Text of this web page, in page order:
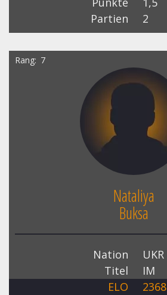
Partien
2
Rang 7
Nataliya
Buksa
Nation
UKR
Titel
IM
ELO
2368